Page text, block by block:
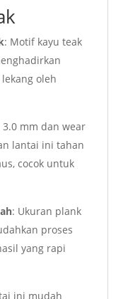
: Motif kayu teak
oleh
mm dan wear
lantai ini tahan
cocok untuk
: Ukuran plank
proses
yang rapi
ini mudah